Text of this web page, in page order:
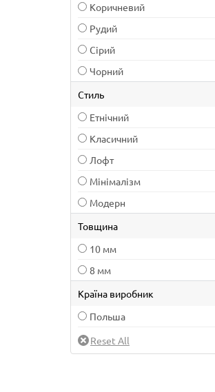
Коричневий
Рудий
Сірий
Чорний
Стиль
Етнічний
Класичний
Лофт
Мінімалізм
Модерн
Товщина
10 мм
8 мм
Країна виробник
Польша